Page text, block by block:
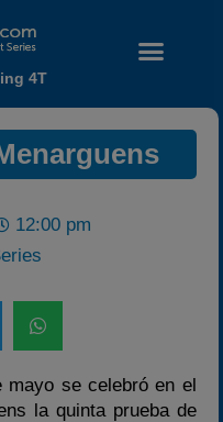
Noticias
Calendario
Carreras finalizadas
4T
12:00 pm
mayo se celebró en el
la quinta prueba de